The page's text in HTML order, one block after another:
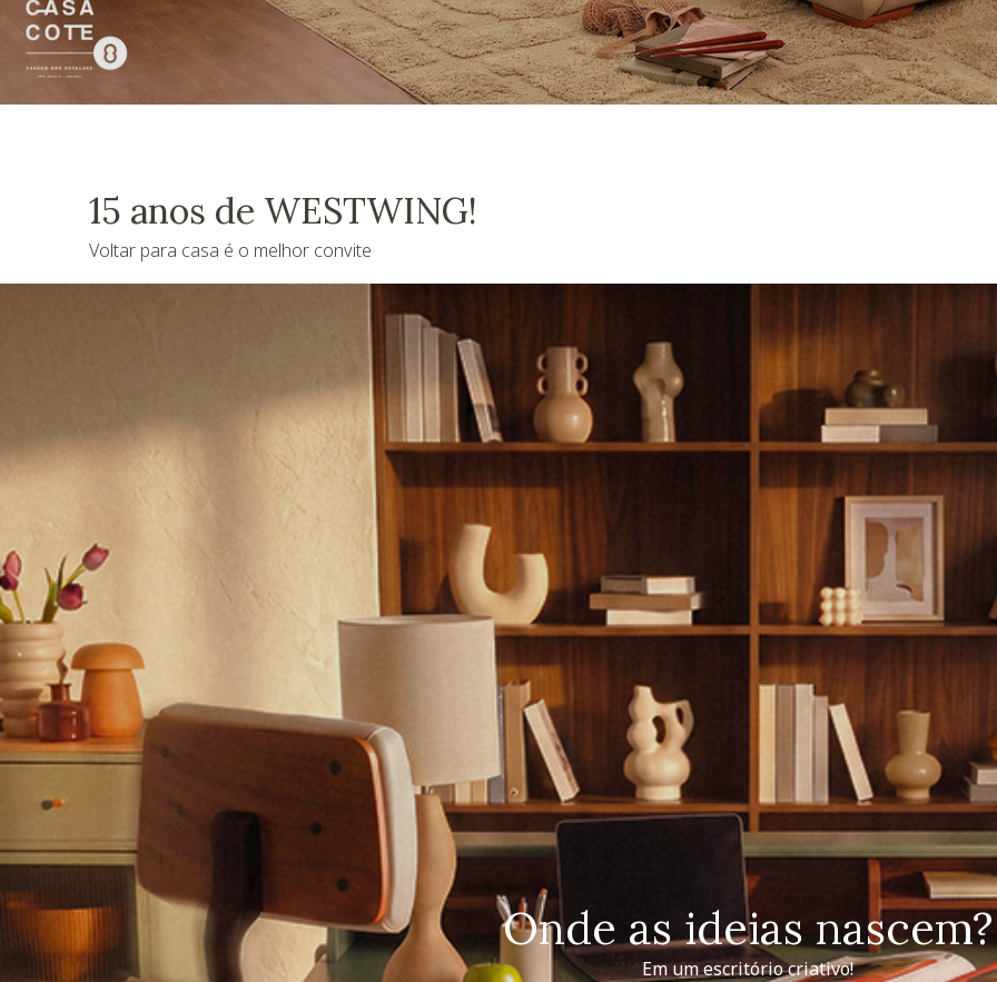
15 anos de WESTWING!
Voltar para casa é o melhor convite
Onde as ideias nascem?
Em um escritório criativo!